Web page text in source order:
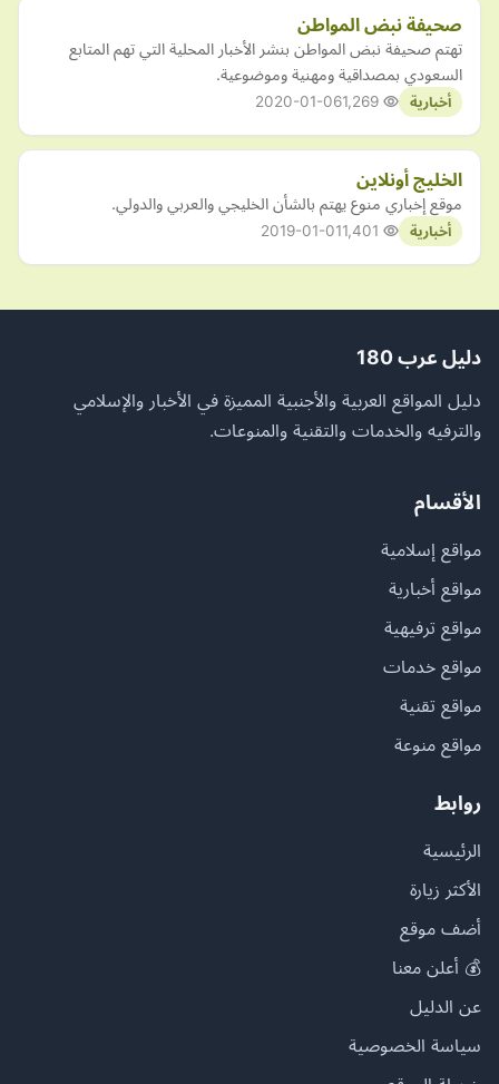
صحيفة نبض المواطن
تهتم صحيفة نبض المواطن بنشر الأخبار المحلية التي تهم المتابع
السعودي بمصداقية ومهنية وموضوعية.
أخبارية 2020-01-06
الخليج أونلاين
موقع إخباري منوع يهتم بالشأن الخليجي والعربي والدولي.
أخبارية 2019-01-01
دليل عرب 180
دليل المواقع العربية والأجنبية المميزة في الأخبار والإسلامي
والترفيه والخدمات والتقنية والمنوعات.
الأقسام
مواقع إسلامية
مواقع أخبارية
مواقع ترفيهية
مواقع خدمات
مواقع تقنية
مواقع منوعة
روابط
الرئيسية
الأكثر زيارة
أضف موقع
💰 أعلن معنا
عن الدليل
سياسة الخصوصية